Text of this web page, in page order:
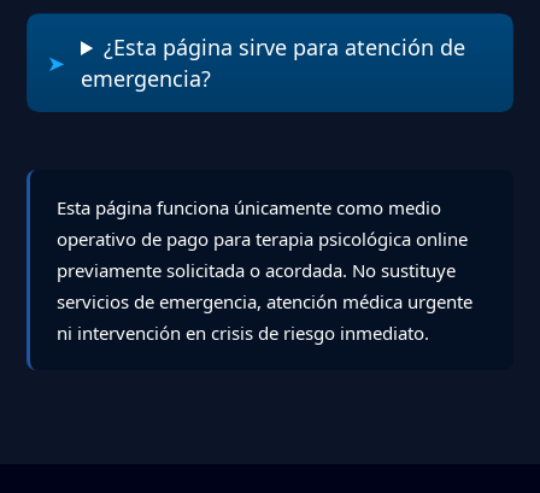
¿Esta página sirve para atención de
emergencia?
Esta página funciona únicamente como medio
operativo de pago para terapia psicológica online
previamente solicitada o acordada. No sustituye
servicios de emergencia, atención médica urgente
ni intervención en crisis de riesgo inmediato.